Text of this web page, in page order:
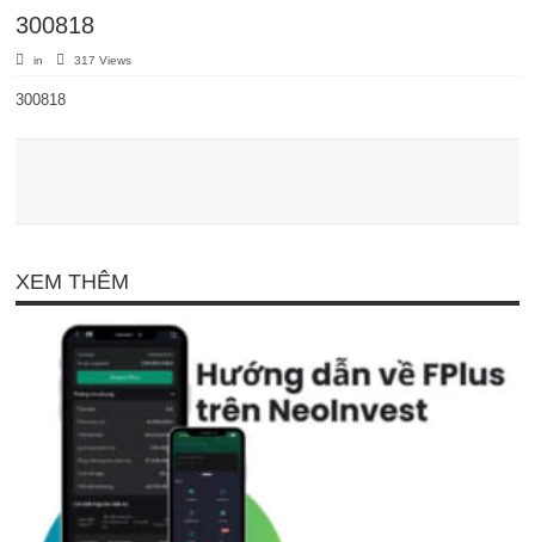
300818
in 317 Views
300818
XEM THÊM